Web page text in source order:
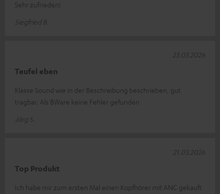
Sehr zufrieden!
Siegfried B.
Teufel eben
Klasse Sound wie in der Beschreibung beschrieben, gut
tragbar. Als BWare keine Fehler gefunden
Jörg S.
23.03.2026
Top Produkt
Ich habe mir zum ersten Mal einen Kopfhörer mit ANC gekauft
21.03.2026